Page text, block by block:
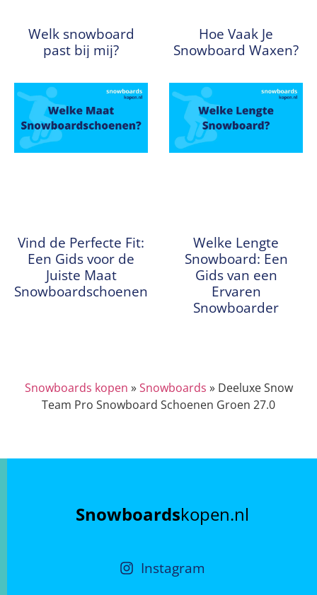
Welk snowboard
past bij mij?
Hoe Vaak Je
Snowboard Waxen?
Vind de Perfecte Fit:
Een Gids voor de
Juiste Maat
Snowboardschoenen
Welke Lengte
Snowboard: Een
Gids van een
Ervaren
Snowboarder
Snowboards kopen »Snowboards » Deeluxe Snow
Team Pro Snowboard Schoenen Groen 27.0
Snowboardskopen.nl
Instagram